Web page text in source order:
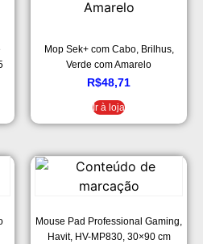
Mop Sek+ com Cabo, Brilhus,
Verde com Amarelo
R$48,71
Ir à loja
Mouse Pad Professional Gaming,
Havit, HV-MP830, 30×90 cm